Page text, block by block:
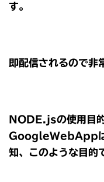
す。
即配信されるので非
NODE.jsの使用目的
GoogleWebAppは
知、このような目的